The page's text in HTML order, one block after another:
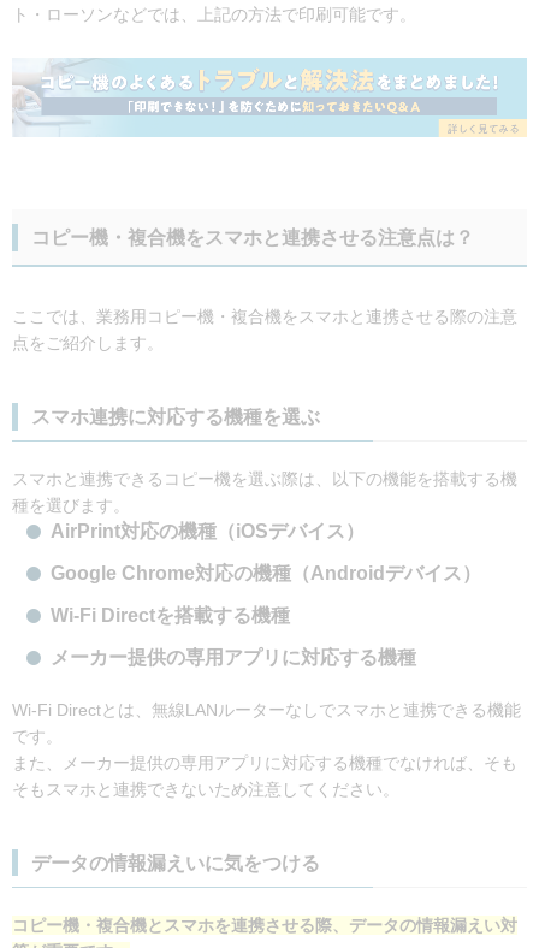
ト・ローソンなどでは、上記の方法で印刷可能です。
コピー機・複合機をスマホと連携させる注意点は？
ここでは、業務用コピー機・複合機をスマホと連携させる際の注意
点をご紹介します。
スマホ連携に対応する機種を選ぶ
スマホと連携できるコピー機を選ぶ際は、以下の機能を搭載する機
種を選びます。
AirPrint対応の機種（iOSデバイス）
Google Chrome対応の機種（Androidデバイス）
Wi-Fi Directを搭載する機種
メーカー提供の専用アプリに対応する機種
Wi-Fi Directとは、無線LANルーターなしでスマホと連携できる機能
です。
また、メーカー提供の専用アプリに対応する機種でなければ、そも
そもスマホと連携できないため注意してください。
データの情報漏えいに気をつける
コピー機・複合機とスマホを連携させる際、データの情報漏えい対